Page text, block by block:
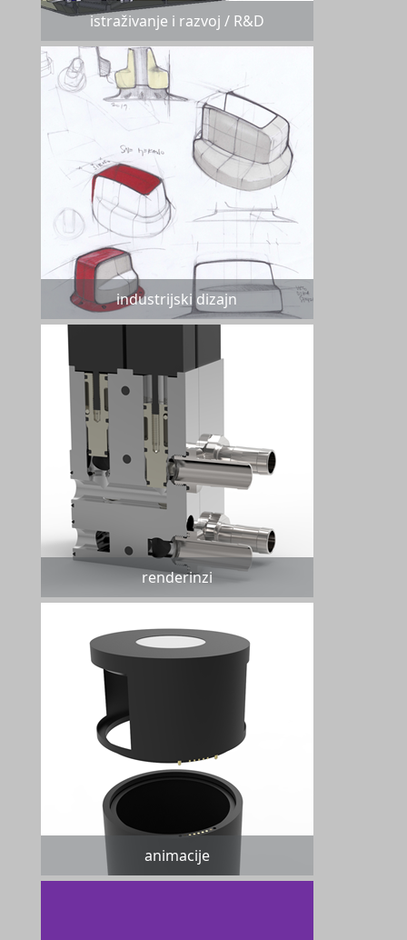
istraživanje i razvoj / R&D
industrijski dizajn
renderinzi
animacije